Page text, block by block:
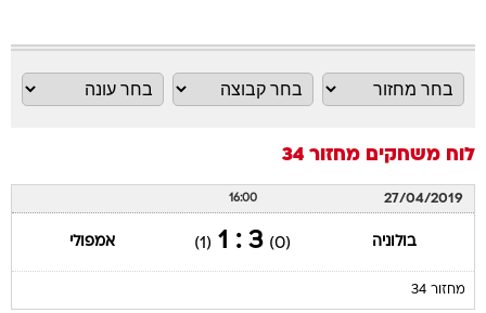
לוח משחקים מחזור 34
27/04/2019
16:00
בולוניה (0)
3 : 1
(1) אמפולי
מחזור 34